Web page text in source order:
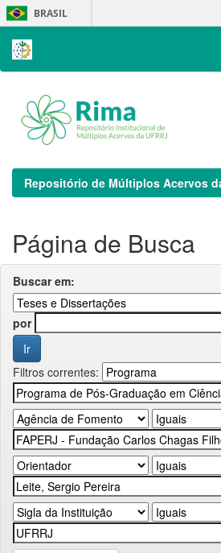
Skip
navigation
BRASIL
Repositório de Múltiplos Acervos
Página de Busca
Buscar em:
por
Filtros correntes: